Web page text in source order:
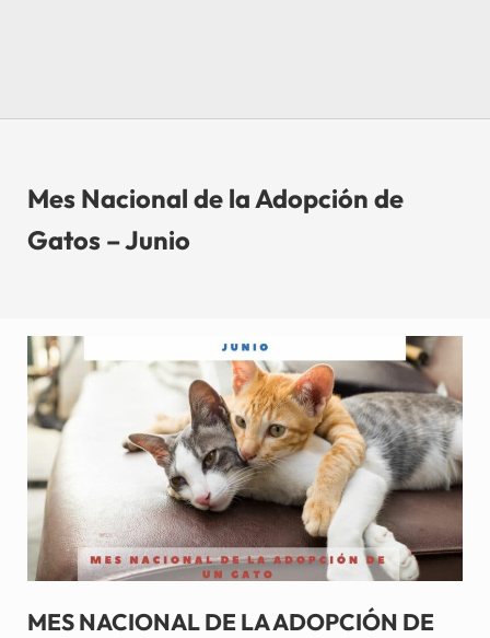
Mes Nacional de la Adopción de
Gatos – Junio
MES NACIONAL DE LA ADOPCIÓN DE